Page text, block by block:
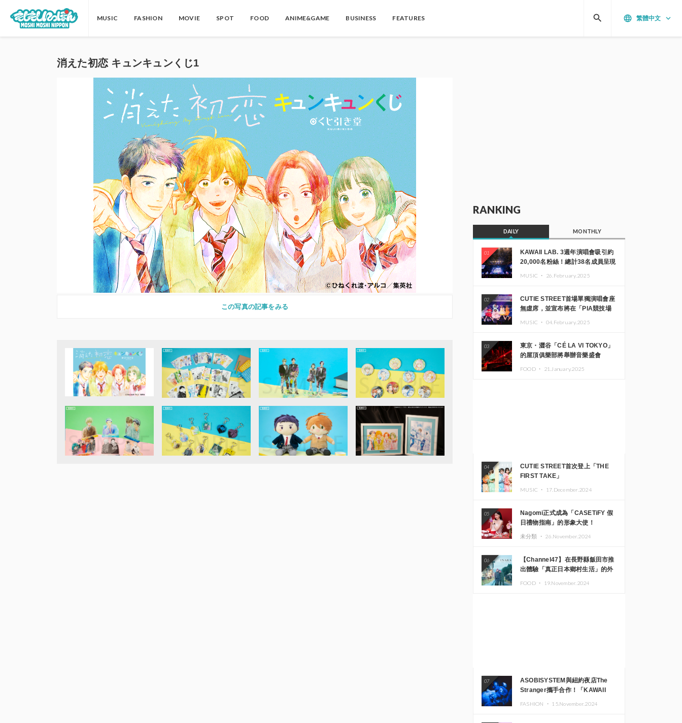
MUSIC FASHION MOVIE SPOT FOOD ANIME&GAME BUSINESS FEATURES language 繁體中文 keyboard_arrow_down
search
消えた初恋 キュンキュンくじ1
この写真の記事をみる
RANKING
DAILY MONTHLY
01
KAWAII LAB. 3週年演唱會吸引約
20,000名粉絲！總計38名成員呈現
MUSIC ・ 26.February.2025
02
CUTIE STREET首場單獨演唱會座
無虛席，並宣布將在「PIA競技場
MUSIC ・ 04.February.2025
03
東京・澀谷「CÉ LA VI TOKYO」
的屋頂俱樂部將舉辦音樂盛會
FOOD ・ 21.January.2025
04
CUTIE STREET首次登上「THE
FIRST TAKE」
MUSIC ・ 17.December.2024
05
Nagomi正式成為「CASETiFY 假
日禮物指南」的形象大使！
未分類 ・ 26.November.2024
06
【Channel47】在長野縣飯田市推
出體驗「真正日本鄉村生活」的外
FOOD ・ 19.November.2024
07
ASOBISYSTEM與紐約夜店The
Stranger攜手合作！「KAWAII
FASHION ・ 15.November.2024